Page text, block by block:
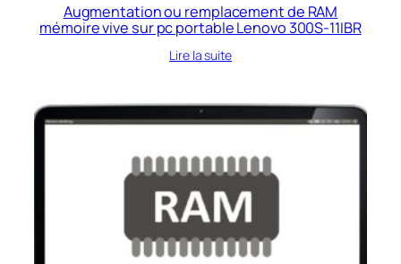
Augmentation ou remplacement de RAM
mémoire vive sur pc portable Lenovo 300S-11IBR
Lire la suite